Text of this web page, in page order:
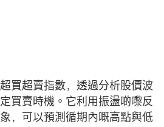
買超賣指數，透過分析股價波
買賣時機。它利用振盪啲嚟反
，可以預測循期內嘅高點與低